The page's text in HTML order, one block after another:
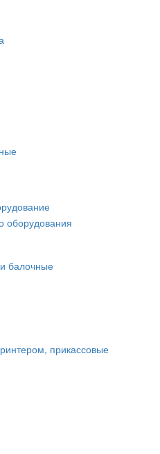
оборудования
балочные
прикассовые